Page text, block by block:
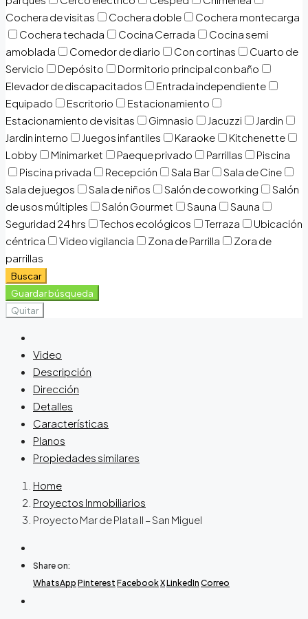
Cochera de visitas
Cochera doble
Cochera montecarga
Cochera techada
Cocina Cerrada
Cocina semi
amoblada
Comedor de diario Con cortinas
Cuarto de
Servicio
Depósito
Dormitorio principal con baño
Elevador de discapacitados
Entrada independiente
Equipado
Escritorio
Estacionamiento
Estacionamiento de visitas
Gimnasio Jacuzzi
Jardin
Jardin interno
Juegos infantiles Karaoke
Kitchenette
Lobby
Minimarket Paeque privado Parrillas
Piscina
Piscina privada
Recepción Sala Bar
Sala de Cine
Sala de juegos
Sala de niños Salón de coworking
Salón
de usos múltiples
Salón Gourmet Sauna
Sauna
Seguridad 24 hrs
Techos ecológicos Terraza
Ubicación
céntrica
Video vigilancia Zona de Parrilla
Zora de
parrillas
Buscar
Guardar búsqueda
Quitar
Video
Descripción
Dirección
Detalles
Características
Planos
Propiedades similares
Home
Proyectos Inmobiliarios
Proyecto Mar de Plata II – San Miguel
Share on:
WhatsApp Pinterest FacebookXLinkedIn Correo